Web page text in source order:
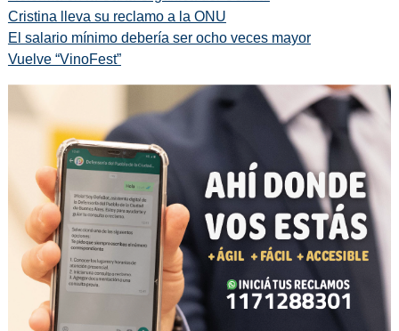
Cristina lleva su reclamo a la ONU
El salario mínimo debería ser ocho veces mayor
Vuelve “VinoFest”